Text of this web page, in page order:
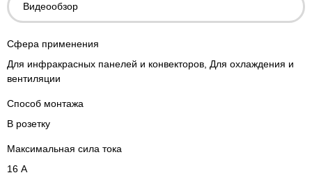
Видеообзор
Сфера применения
Для инфракрасных панелей и конвекторов, Для охлаждения и
вентиляции
Способ монтажа
В розетку
Максимальная сила тока
16 А